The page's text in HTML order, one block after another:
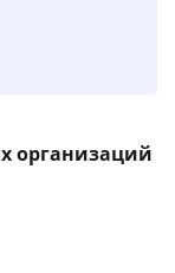
организаций